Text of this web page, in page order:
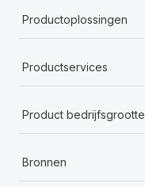
Productoplossingen
Productservices
Product bedrijfsgrootte
Bronnen